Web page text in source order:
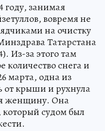
году, занимая
вовремя не
на очистку
Татарстана
Из-за этого там
количество снега и
марта, одна из
от крыши и рухнула
женщину. Она
который судом был